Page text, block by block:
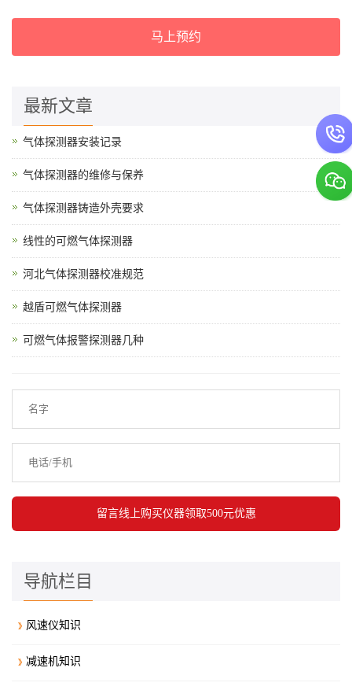
马上预约
最新文章
气体探测器安装记录
气体探测器的维修与保养
气体探测器铸造外壳要求
线性的可燃气体探测器
河北气体探测器校准规范
越盾可燃气体探测器
可燃气体报警探测器几种
导航栏目
风速仪知识
减速机知识